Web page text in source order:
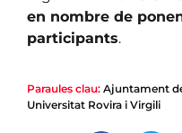
en nombre de
participants.
Paraules clau: Ajuntament
Universitat Rovira i Virgili